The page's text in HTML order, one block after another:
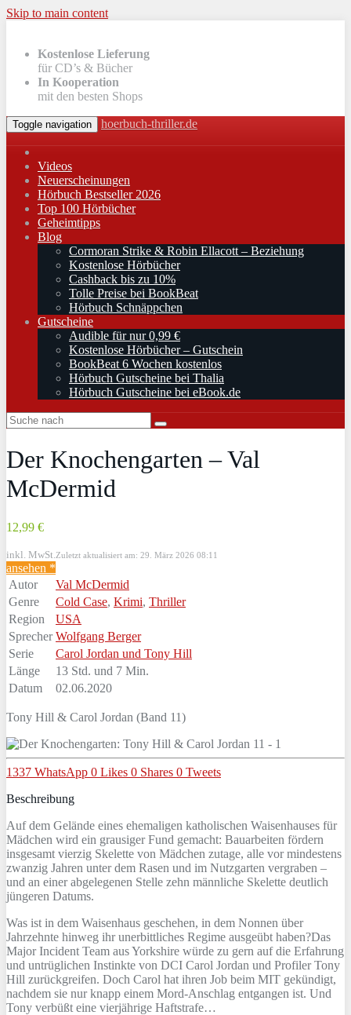
Skip to main content
Kostenlose Lieferung
für CD’s & Bücher
In Kooperation
mit den besten Shops
Toggle navigation hoerbuch-thriller.de
Videos
Neuerscheinungen
Hörbuch Bestseller 2026
Top 100 Hörbücher
Geheimtipps
Blog
Cormoran Strike & Robin Ellacott – Beziehung
Kostenlose Hörbücher
Cashback bis zu 10%
Tolle Preise bei BookBeat
Hörbuch Schnäppchen
Gutscheine
Audible für nur 0,99 €
Kostenlose Hörbücher – Gutschein
BookBeat 6 Wochen kostenlos
Hörbuch Gutscheine bei Thalia
Hörbuch Gutscheine bei eBook.de
Der Knochengarten – Val
McDermid
12,99 €
inkl. MwSt. Zuletzt aktualisiert am: 29. März 2026 08:11
ansehen *
Autor
Val McDermid
Genre
Cold Case, Krimi, Thriller
Region
USA
Sprecher Wolfgang Berger
Serie
Carol Jordan und Tony Hill
Länge
13 Std. und 7 Min.
Datum
02.06.2020
Tony Hill & Carol Jordan (Band 11)
1337 WhatsApp 0 Likes 0 Shares 0 Tweets
Beschreibung
Auf dem Gelände eines ehemaligen katholischen Waisenhauses für
Mädchen wird ein grausiger Fund gemacht: Bauarbeiten fördern
insgesamt vierzig Skelette von Mädchen zutage, alle vor mindestens
zwanzig Jahren unter dem Rasen und im Nutzgarten vergraben –
und an einer abgelegenen Stelle zehn männliche Skelette deutlich
jüngeren Datums.
Was ist in dem Waisenhaus geschehen, in dem Nonnen über
Jahrzehnte hinweg ihr unerbittliches Regime ausgeübt haben?Das
Major Incident Team aus Yorkshire würde zu gern auf die Erfahrung
und untrüglichen Instinkte von DCI Carol Jordan und Profiler Tony
Hill zurückgreifen. Doch Carol hat ihren Job beim MIT gekündigt,
nachdem sie nur knapp einem Mord-Anschlag entgangen ist. Und
Tony verbüßt eine vierjährige Haftstrafe…